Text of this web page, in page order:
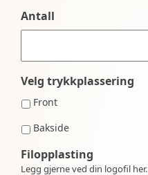
Antall
Velg trykkplassering
Front
Bakside
Filopplasting
Legg gjerne ved din logofil her.